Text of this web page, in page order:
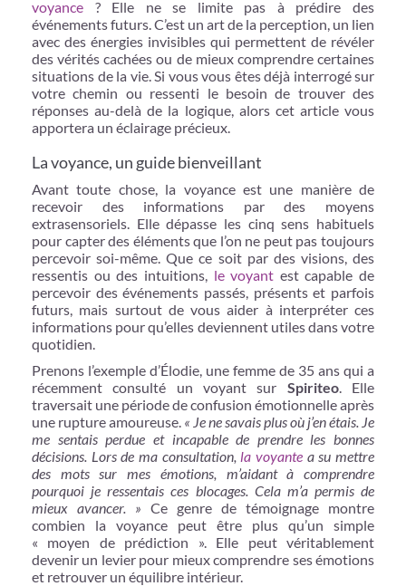
voyance ? Elle ne se limite pas à prédire des
événements futurs. C’est un art de la perception, un lien
avec des énergies invisibles qui permettent de révéler
des vérités cachées ou de mieux comprendre certaines
situations de la vie. Si vous vous êtes déjà interrogé sur
votre chemin ou ressenti le besoin de trouver des
réponses au-delà de la logique, alors cet article vous
apportera un éclairage précieux.
La voyance, un guide bienveillant
Avant toute chose, la voyance est une manière de
recevoir des informations par des moyens
extrasensoriels. Elle dépasse les cinq sens habituels
pour capter des éléments que l’on ne peut pas toujours
percevoir soi-même. Que ce soit par des visions, des
ressentis ou des intuitions, le voyant est capable de
percevoir des événements passés, présents et parfois
futurs, mais surtout de vous aider à interpréter ces
informations pour qu’elles deviennent utiles dans votre
quotidien.
Prenons l’exemple d’Élodie, une femme de 35 ans qui a
récemment consulté un voyant sur Spiriteo. Elle
traversait une période de confusion émotionnelle après
une rupture amoureuse. « Je ne savais plus où j’en étais. Je
me sentais perdue et incapable de prendre les bonnes
décisions. Lors de ma consultation, la voyante a su mettre
des mots sur mes émotions, m’aidant à comprendre
pourquoi je ressentais ces blocages. Cela m’a permis de
mieux avancer. » Ce genre de témoignage montre
combien la voyance peut être plus qu’un simple
« moyen de prédiction ». Elle peut véritablement
devenir un levier pour mieux comprendre ses émotions
et retrouver un équilibre intérieur.